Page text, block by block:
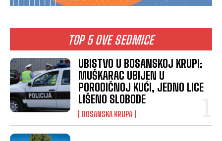
TOP 5 OVE SEDMICE
UBISTVO U BOSANSKOJ KRUPI:
MUŠKARAC UBIJEN U
PORODIČNOJ KUĆI, JEDNO LICE
LIŠENO SLOBODE
BOSANSKA KRUPA